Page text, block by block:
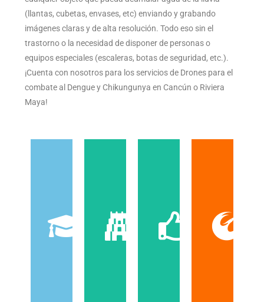
(llantas, cubetas, envases, etc) enviando y grabando
imágenes claras y de alta resolución. Todo eso sin el
trastorno o la necesidad de disponer de personas o
equipos especiales (escaleras, botas de seguridad, etc.).
¡Cuenta con nosotros para los servicios de Drones para el
combate al Dengue y Chikungunya en Cancún o Riviera
Maya!